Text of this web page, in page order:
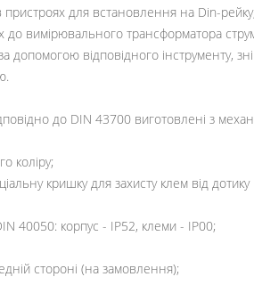
для встановлення на Din-
вимірювального трансформатора
допомогою відповідного інструменту,
до DIN 43700 виготовлені з
коліру;
кришку для захисту клем від дотику
40050: корпус - IP52, клеми - IP00;
стороні (на замовлення);